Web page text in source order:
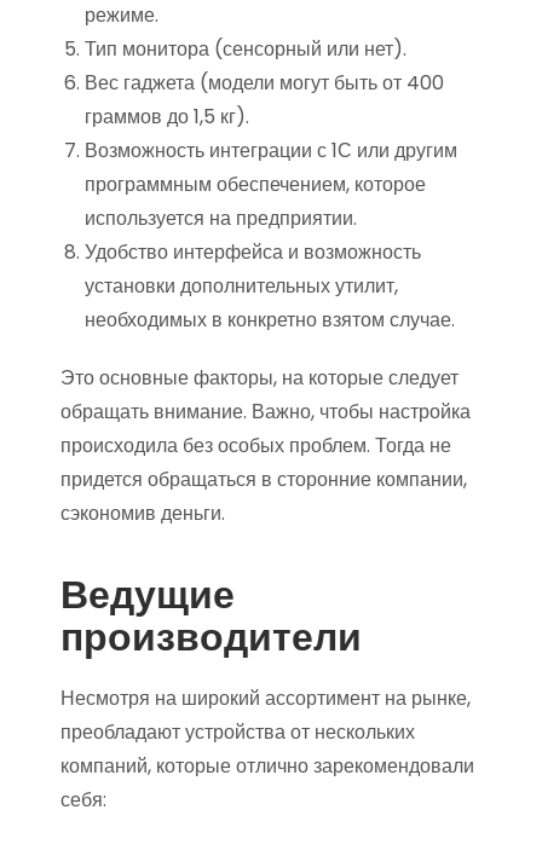
режиме.
Тип монитора (сенсорный или нет).
Вес гаджета (модели могут быть от 400
граммов до 1,5 кг).
Возможность интеграции с 1С или другим
программным обеспечением, которое
используется на предприятии.
Удобство интерфейса и возможность
установки дополнительных утилит,
необходимых в конкретно взятом случае.
Это основные факторы, на которые следует
обращать внимание. Важно, чтобы настройка
происходила без особых проблем. Тогда не
придется обращаться в сторонние компании,
сэкономив деньги.
Ведущие
производители
Несмотря на широкий ассортимент на рынке,
преобладают устройства от нескольких
компаний, которые отлично зарекомендовали
себя: